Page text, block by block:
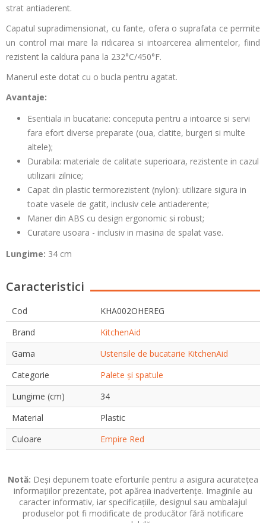
strat antiaderent.
Capatul supradimensionat, cu fante, ofera o suprafata ce permite
un control mai mare la ridicarea si intoarcerea alimentelor, fiind
rezistent la caldura pana la 232°C/450°F.
Manerul este dotat cu o bucla pentru agatat.
Avantaje:
Esentiala in bucatarie: conceputa pentru a intoarce si servi
fara efort diverse preparate (oua, clatite, burgeri si multe
altele);
Durabila: materiale de calitate superioara, rezistente in cazul
utilizarii zilnice;
Capat din plastic termorezistent (nylon): utilizare sigura in
toate vasele de gatit, inclusiv cele antiaderente;
Maner din ABS cu design ergonomic si robust;
Curatare usoara - inclusiv in masina de spalat vase.
Lungime: 34 cm
Caracteristici
Cod
KHA002OHEREG
Brand
KitchenAid
Gama
Ustensile de bucatarie KitchenAid
Categorie
Palete și spatule
Lungime (cm)
34
Material
Plastic
Culoare
Empire Red
Notă: Deși depunem toate eforturile pentru a asigura acuratețea
informațiilor prezentate, pot apărea inadvertențe. Imaginile au
caracter informativ, iar specificațiile, designul sau ambalajul
produselor pot fi modificate de producător fără notificare